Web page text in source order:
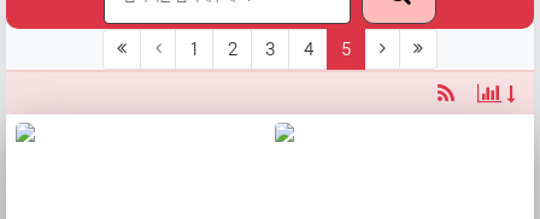
1 2 3 4 5(current)
RSS 당